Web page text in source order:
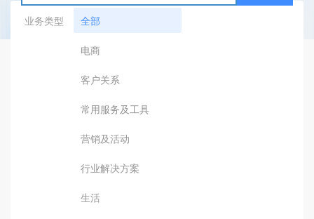
业务类型
全部
电商
客户关系
常用服务及工具
营销及活动
行业解决方案
生活